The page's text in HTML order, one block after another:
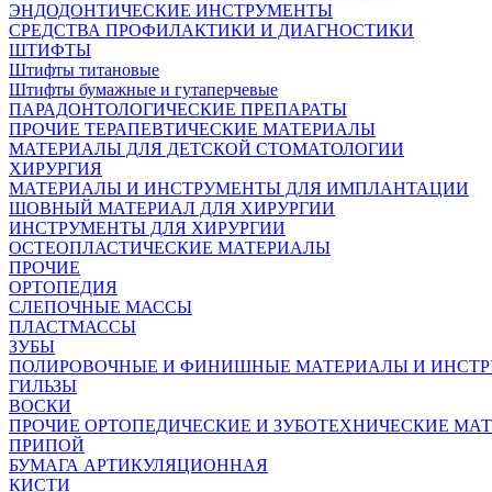
ЭНДОДОНТИЧЕСКИЕ ИНСТРУМЕНТЫ
СРЕДСТВА ПРОФИЛАКТИКИ И ДИАГНОСТИКИ
ШТИФТЫ
Штифты титановые
Штифты бумажные и гутаперчевые
ПАРАДОНТОЛОГИЧЕСКИЕ ПРЕПАРАТЫ
ПРОЧИЕ ТЕРАПЕВТИЧЕСКИЕ МАТЕРИАЛЫ
МАТЕРИАЛЫ ДЛЯ ДЕТСКОЙ СТОМАТОЛОГИИ
ХИРУРГИЯ
МАТЕРИАЛЫ И ИНСТРУМЕНТЫ ДЛЯ ИМПЛАНТАЦИИ
ШОВНЫЙ МАТЕРИАЛ ДЛЯ ХИРУРГИИ
ИНСТРУМЕНТЫ ДЛЯ ХИРУРГИИ
ОСТЕОПЛАСТИЧЕСКИЕ МАТЕРИАЛЫ
ПРОЧИЕ
ОРТОПЕДИЯ
СЛЕПОЧНЫЕ МАССЫ
ПЛАСТМАССЫ
ЗУБЫ
ПОЛИРОВОЧНЫЕ И ФИНИШНЫЕ МАТЕРИАЛЫ И
ГИЛЬЗЫ
ВОСКИ
ПРОЧИЕ ОРТОПЕДИЧЕСКИЕ И ЗУБОТЕХНИЧЕСКИЕ
ПРИПОЙ
БУМАГА АРТИКУЛЯЦИОННАЯ
КИСТИ